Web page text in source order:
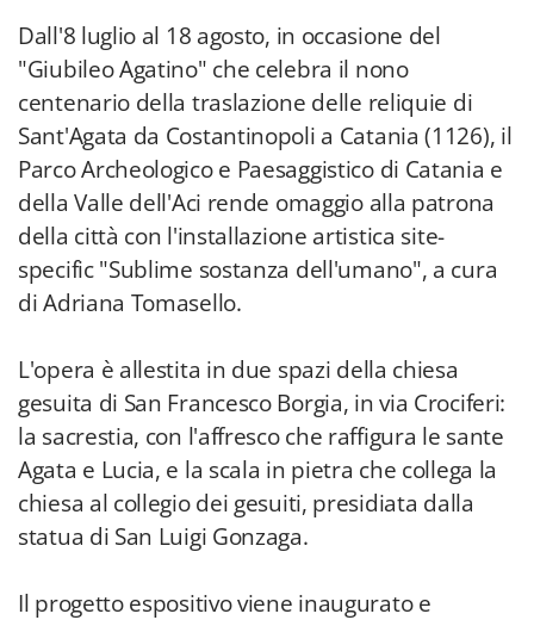
Dall'8 luglio al 18 agosto, in occasione del
"Giubileo Agatino" che celebra il nono
centenario della traslazione delle reliquie di
Sant'Agata da Costantinopoli a Catania (1126), il
Parco Archeologico e Paesaggistico di Catania e
della Valle dell'Aci rende omaggio alla patrona
della città con l'installazione artistica site-
specific "Sublime sostanza dell'umano", a cura
di Adriana Tomasello.
L'opera è allestita in due spazi della chiesa
gesuita di San Francesco Borgia, in via Crociferi:
la sacrestia, con l'affresco che raffigura le sante
Agata e Lucia, e la scala in pietra che collega la
chiesa al collegio dei gesuiti, presidiata dalla
statua di San Luigi Gonzaga.
Il progetto espositivo viene inaugurato e